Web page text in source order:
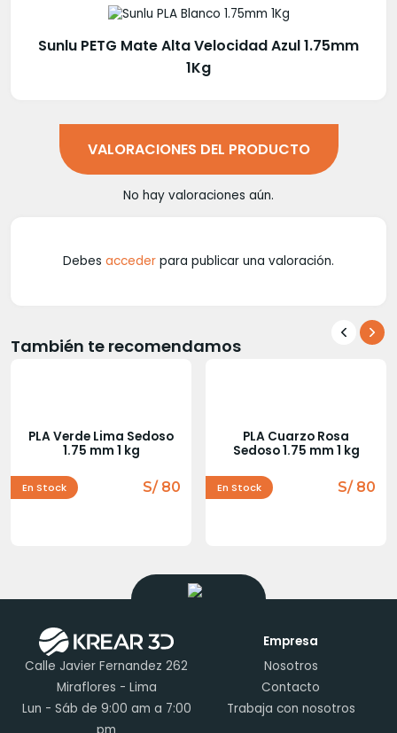
Sunlu PETG Mate Alta Velocidad Azul 1.75mm
1Kg
VALORACIONES DEL PRODUCTO
No hay valoraciones aún.
Debes acceder para publicar una valoración.
También te recomendamos
PLA Verde Lima Sedoso
1.75 mm 1 kg
En Stock S/ 80
PLA Cuarzo Rosa
Sedoso 1.75 mm 1 kg
En Stock S/ 80
Calle Javier Fernandez 262
Miraflores - Lima
Lun - Sáb de 9:00 am a 7:00
pm
Empresa
Nosotros
Contacto
Trabaja con nosotros